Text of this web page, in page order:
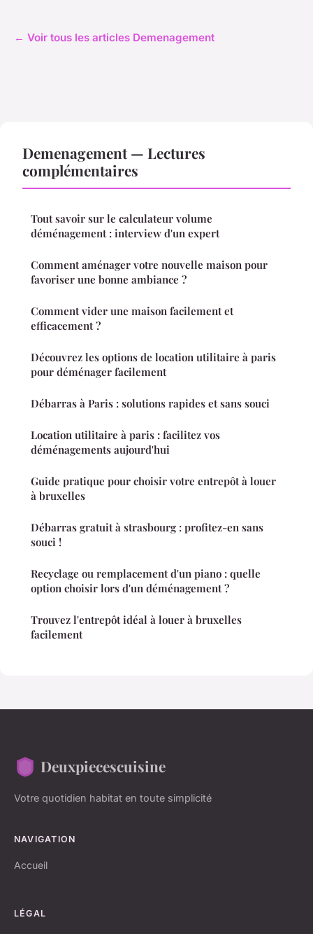
← Voir tous les articles Demenagement
Demenagement — Lectures
complémentaires
Tout savoir sur le calculateur volume
déménagement : interview d'un expert
Comment aménager votre nouvelle maison pour
favoriser une bonne ambiance ?
Comment vider une maison facilement et
efficacement ?
Découvrez les options de location utilitaire à paris
pour déménager facilement
Débarras à Paris : solutions rapides et sans souci
Location utilitaire à paris : facilitez vos
déménagements aujourd'hui
Guide pratique pour choisir votre entrepôt à louer
à bruxelles
Débarras gratuit à strasbourg : profitez-en sans
souci !
Recyclage ou remplacement d'un piano : quelle
option choisir lors d'un déménagement ?
Trouvez l'entrepôt idéal à louer à bruxelles
facilement
Deuxpiecescuisine
Votre quotidien habitat en toute simplicité
NAVIGATION
Accueil
LÉGAL